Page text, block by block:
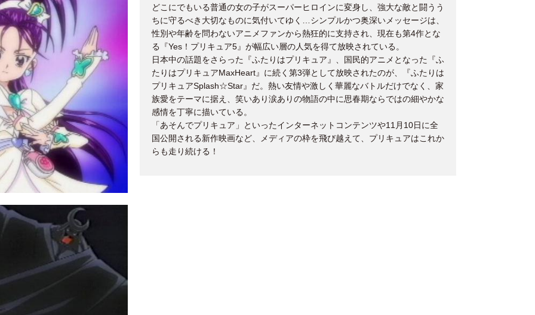
どこにでもいる普通の女の子がスーパーヒロインに変身し、強大な敵と闘うう
ちに守るべき大切なものに気付いてゆく…シンプルかつ奥深いメッセージは、
性別や年齢を問わないアニメファンから熱狂的に支持され、現在も第4作とな
る『Yes！プリキュア5』が幅広い層の人気を得て放映されている。
日本中の話題をさらった『ふたりはプリキュア』、国民的アニメとなった『ふ
たりはプリキュアMaxHeart』に続く第3弾として放映されたのが、『ふたりは
プリキュアSplash☆Star』だ。熱い友情や激しく華麗なバトルだけでなく、家
族愛をテーマに据え、笑いあり涙ありの物語の中に思春期ならではの細やかな
感情を丁寧に描いている。
「あそんでプリキュア」といったインターネットコンテンツや11月10日に全
国公開される新作映画など、メディアの枠を飛び越えて、プリキュアはこれか
らも走り続ける！